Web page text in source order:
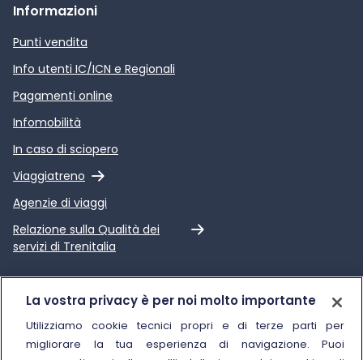
Informazioni
Punti vendita
Info utenti IC/ICN e Regionali
Pagamenti online
Infomobilità
In caso di sciopero
Viaggiatreno
Link esterno
Agenzie di viaggi
Relazione sulla Qualità dei
servizi di Trenitalia
Link esterno
Chi siamo
Sostenibilità
La vostra privacy è per noi molto importante
Utilizziamo cookie tecnici propri e di terze parti per
migliorare la tua esperienza di navigazione. Puoi